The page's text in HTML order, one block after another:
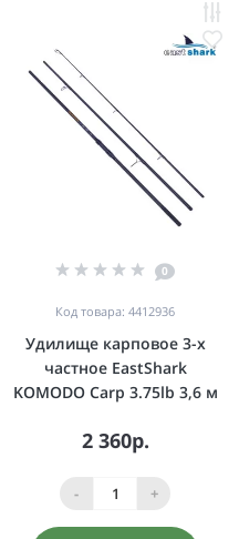
0
Код товара: 4412936
Удилище карповое 3-х
частное EastShark
KOMODO Carp 3.75lb 3,6 м
2 360р.
- +